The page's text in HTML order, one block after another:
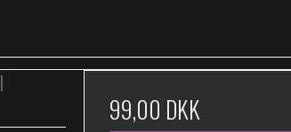
99,00 DKK